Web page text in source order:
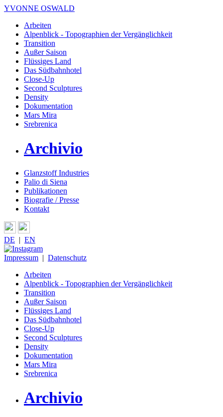
YVONNE OSWALD
Arbeiten
Alpenblick - Topographien der Vergänglichkeit
Transition
Außer Saison
Flüssiges Land
Das Südbahnhotel
Close-Up
Second Sculptures
Density
Dokumentation
Mars Mira
Srebrenica
Archivio
Glanzstoff Industries
Palio di Siena
Publikationen
Biografie / Presse
Kontakt
DE | EN
Impressum | Datenschutz
Arbeiten
Alpenblick - Topographien der Vergänglichkeit
Transition
Außer Saison
Flüssiges Land
Das Südbahnhotel
Close-Up
Second Sculptures
Density
Dokumentation
Mars Mira
Srebrenica
Archivio